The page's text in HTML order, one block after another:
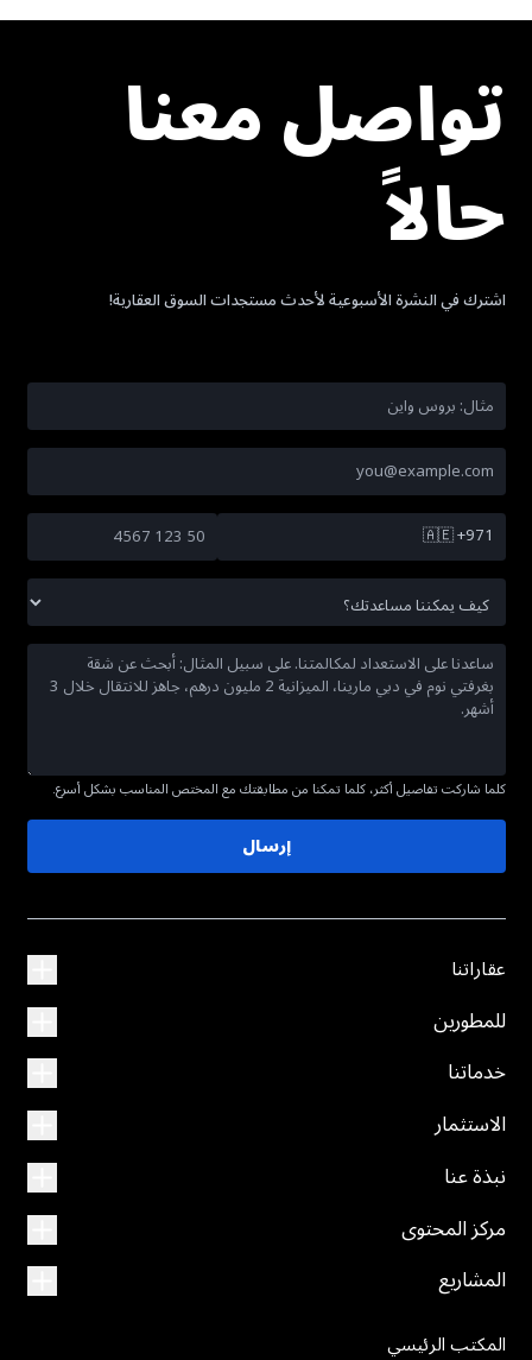
تواصل معنا
حالاً
اشترك في النشرة الأسبوعية لأحدث مستجدات السوق العقارية!
🇦🇪+971
كلما شاركت تفاصيل أكثر، كلما تمكنا من مطابقتك مع المختص المناسب بشكل أسرع.
إرسال
عقاراتنا
للمطورين
خدماتنا
الاستثمار
نبذة عنا
مركز المحتوى
المشاريع
المكتب الرئيسي